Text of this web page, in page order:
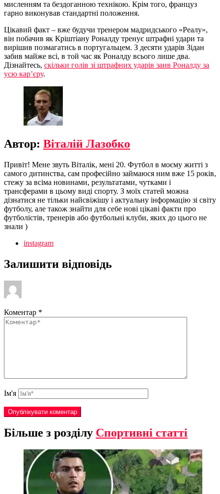
мисленням та бездоганною технікою. Крім того, француз
гарно виконував стандартні положення.
Цікавий факт – вже будучи тренером мадридського «Реалу»,
він побачив як Кріштіану Роналду тренує штрафні удари та
вирішив позмагатись в португальцем. З десяти ударів Зідан
забив майже всі, в той час як Роналду всього лише два.
Дізнайтесь, скільки голів зі штрафних ударів заив Роналду за
усю кар’єру.
Автор: Віталій Лазобко
Привіт! Мене звуть Віталік, мені 20. Футбол в моєму житті з
самого дитинства, сам професійно займаюся ним вже 15 років,
стежу за всіма новинами, результатами, чутками і
трансферами в цьому виді спорту. З моїх статей можна
дізнатися не тільки найсвіжішу і актуальну інформацію зі світу
футболу, але також знайти для себе нові цікаві факти про
футболістів, тренерів або футбольні клуби, яких до цього не
знали )
instagram
Залишити відповідь
Коментар *
Ім'я
Більше з розділу Спортивні статті